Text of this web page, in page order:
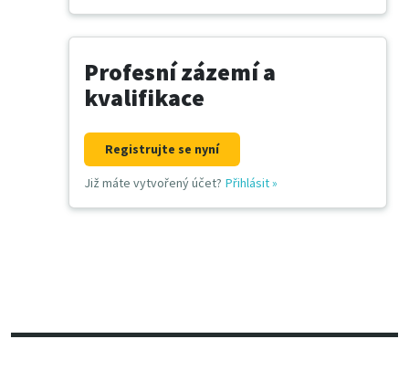
Profesní zázemí a
kvalifikace
Registrujte se nyní
Již máte vytvořený účet? Přihlásit»